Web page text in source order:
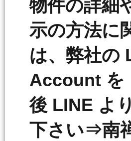
物件の詳細
示の方法に
は、弊社の
Account
後 LINE よ
下さい⇒南